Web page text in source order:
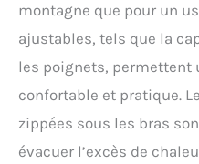
montagne que pour un
ajustables, tels que la
les poignets, permettent
confortable et pratique.
zippées sous les bras
évacuer l’excès de